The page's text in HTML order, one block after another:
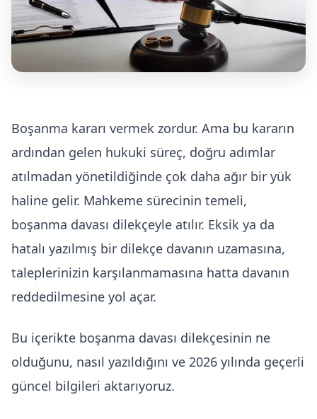
Kira Hukuku
Arabuluculuk Hizmeti
Üsküdar Boşanma Avukatı
Boşanma kararı vermek zordur. Ama bu kararın
ardından gelen hukuki süreç, doğru adımlar
atılmadan yönetildiğinde çok daha ağır bir yük
haline gelir. Mahkeme sürecinin temeli,
boşanma davası dilekçeyle atılır. Eksik ya da
hatalı yazılmış bir dilekçe davanın uzamasına,
taleplerinizin karşılanmamasına hatta davanın
reddedilmesine yol açar.
Bu içerikte boşanma davası dilekçesinin ne
olduğunu, nasıl yazıldığını ve 2026 yılında geçerli
güncel bilgileri aktarıyoruz.